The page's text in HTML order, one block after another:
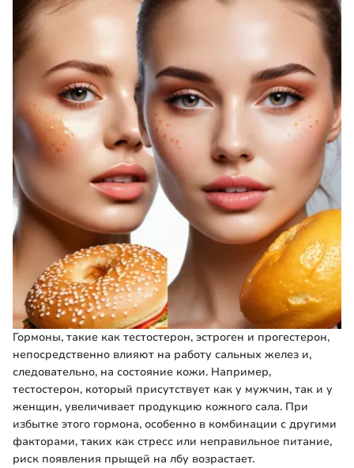
Гормоны, такие как тестостерон, эстроген и прогестерон,
непосредственно влияют на работу сальных желез и,
следовательно, на состояние кожи. Например,
тестостерон, который присутствует как у мужчин, так и у
женщин, увеличивает продукцию кожного сала. При
избытке этого гормона, особенно в комбинации с другими
факторами, таких как стресс или неправильное питание,
риск появления прыщей на лбу возрастает.